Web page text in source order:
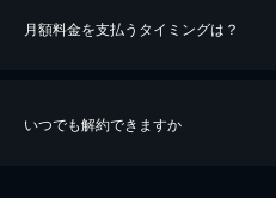
※40％ポイント還元の対象は、クレジットカ
月額料金を支払うタイミングは？
いつでも解約できますか